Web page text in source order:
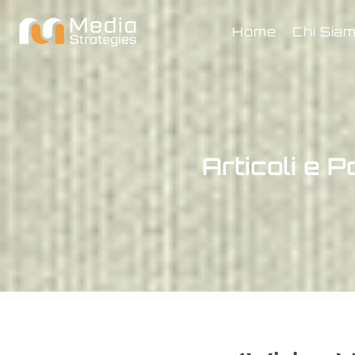
Home Chi
Articoli e